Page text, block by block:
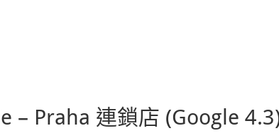
– Praha 連鎖店 (Google